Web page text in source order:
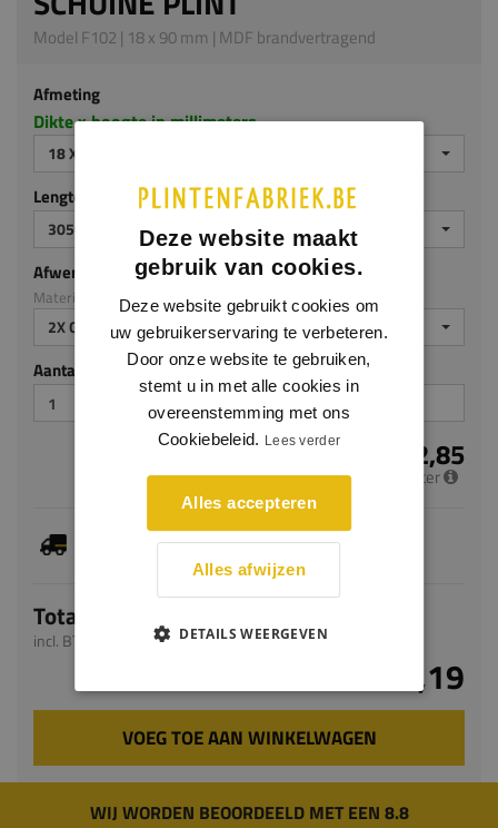
Model F102 | 18 x 90 mm | MDF brandvertragend
Afmeting
Dikte x hoogte in millimeters
18 X 90 MM
Lengte (mm)
3050
Afwerking
Materiaal: MDF brandvertragend
2X GEGROND
Aantal stuks
€ 12,85
per meter
Je hebt gekozen voor maatwerk, de verwachte
Totaal
incl. BTW
€ 39,19
VOEG TOE AAN WINKELWAGEN
WIJ WORDEN BEOORDEELD MET EEN 8.8
Deze website maakt
gebruik van cookies.
Deze website gebruikt cookies om
uw gebruikerservaring te verbeteren.
Door onze website te gebruiken,
stemt u in met alle cookies in
overeenstemming met ons
Cookiebeleid. Lees verder
Alles accepteren
Alles afwijzen
DETAILS WEERGEVEN